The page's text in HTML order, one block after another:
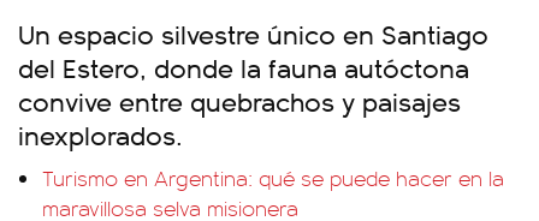
Un espacio silvestre único en Santiago
del Estero, donde la fauna autóctona
convive entre quebrachos y paisajes
inexplorados.
Turismo en Argentina: qué se puede hacer en la
maravillosa selva misionera